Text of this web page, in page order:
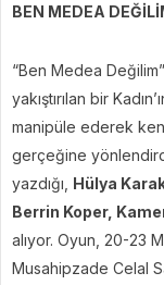
BEN MEDEA
“Ben Medea
yakıştırılan bir
manipüle ederek
gerçeğine
yazdığı, Hülya
Berrin Koper,
alıyor. Oyun, 20-23
Musahipzade Celal